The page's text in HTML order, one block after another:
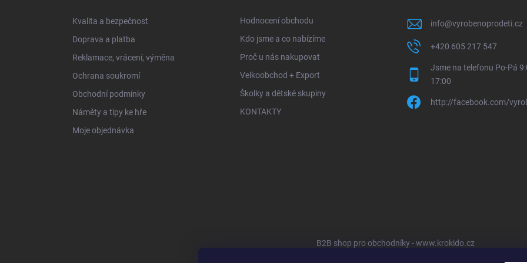
Kvalita a bezpečnost
Doprava a platba
Reklamace, vrácení, výměna
Ochrana soukromí
Obchodní podmínky
Náměty a tipy ke hře
Moje objednávka
Hodnocení obchodu
Kdo jsme a co nabízíme
Proč u nás nakupovat
Velkoobchod + Export
Školky a dětské skupiny
KONTAKTY
info@vyrobenoprodeti.cz
+420 605 217 547
Jsme na telefonu Po-Pá
17:00
http://facebook.com/
B2B shop pro obchodníky - www.krokido.cz